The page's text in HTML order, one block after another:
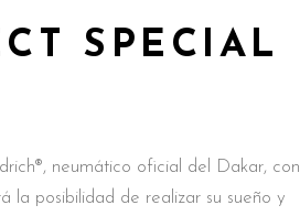
SPECIAL
neumático oficial del Dakar, con
la posibilidad de realizar su sueño y